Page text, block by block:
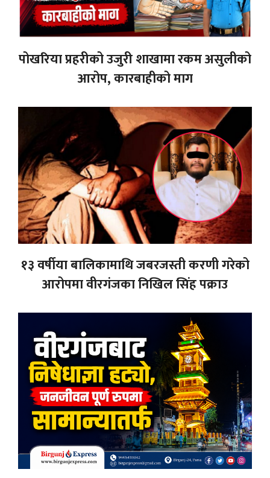
पोखरिया प्रहरीको उजुरी शाखामा रकम असुलीको
आरोप, कारबाहीको माग
१३ वर्षीया बालिकामाथि जबरजस्ती करणी गरेको
आरोपमा वीरगंजका निखिल सिंह पक्राउ